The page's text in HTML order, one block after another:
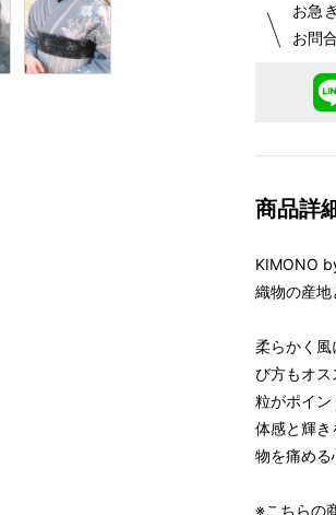
お急
お問
商品詳
KIMONO
織物の産地
柔らかく
び方もオス
粒がポイ
体感と輝
物を痛める
※こちらの